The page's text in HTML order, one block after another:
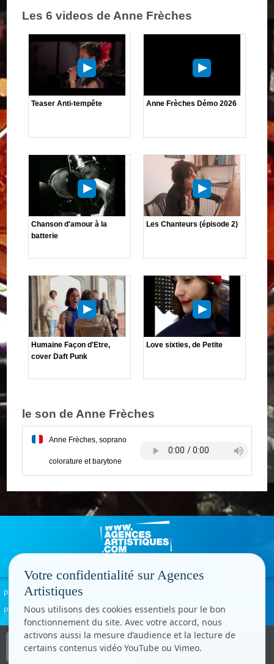
Les 6 videos de Anne Frèches
Teaser Anti-tempête Anne Frèches Démo 2026
Chanson d'amour à la
batterie
Les Chanteurs (épisode 2)
Humaine Façon d'Etre,
cover Daft Punk
Love sixties, de Petite
le son de Anne Frèches
Anne Frèches, soprano
colorature et barytone
Politique de confidentialité
Paramètres cookies
Copyright © CC.Comunication
Tous droits réservés
Votre confidentialité sur Agences
Artistiques
Nous utilisons des cookies essentiels pour le bon
fonctionnement du site. Avec votre accord, nous
activons aussi la mesure d’audience et la lecture de
certains contenus vidéo YouTube ou Vimeo.